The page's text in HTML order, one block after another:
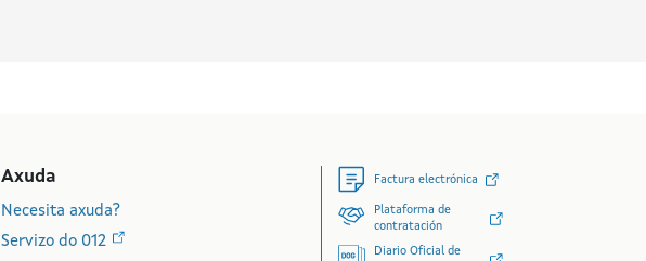
Axuda
Necesita axuda?
Servizo do 012
Factura electrónica
Plataforma de
contratación
Diario Oficial de